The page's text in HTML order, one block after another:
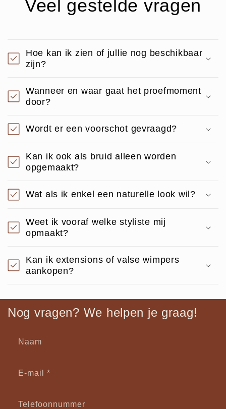
Veel gestelde vragen
Hoe kan ik zien of jullie nog beschikbaar
zijn?
Wanneer en waar gaat het proefmoment
door?
Wordt er een voorschot gevraagd?
Kan ik ook als bruid alleen worden
opgemaakt?
Wat als ik enkel een naturelle look wil?
Weet ik vooraf welke styliste mij
opmaakt?
Kan ik extensions of valse wimpers
aankopen?
Nog vragen? We helpen je graag!
Naam
E‑mail *
Telefoonnummer